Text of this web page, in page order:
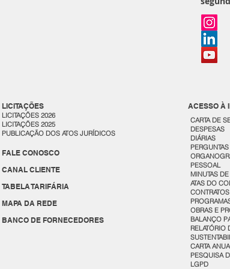
LICITAÇÕES
LICITAÇÕES 2026
LICITAÇÕES 2025
PUBLICAÇÃO DOS ATOS JURÍDICOS
FALE CONOSCO
CANAL CLIENTE
TABELA TARIFÁRIA
MAPA DA REDE
BANCO DE FORNECEDORES
ACESSO À
CARTA DE
DESPESAS
DIÁRIAS
PESSOAL
MINUTAS
ATAS DO
OBRAS E
BALANÇO
RELATÓRIO
CARTA
PESQUISA
LGPD